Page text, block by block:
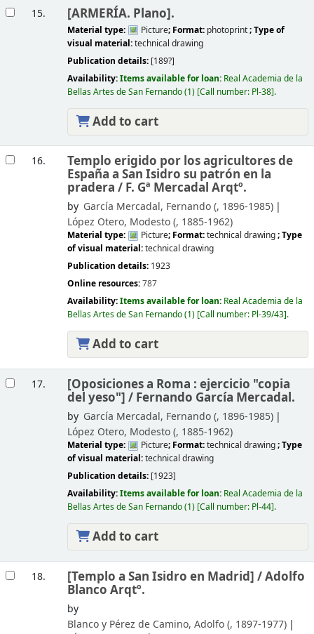
15. [ARMERÍA. Plano].
Material type: Picture; Format: photoprint; Type of
visual material:technical drawing
Publication details: [189?]
Availability:Items available for loan: Real Academia de la
Bellas Artes de San Fernando(1) Call number: Pl-38 .
Add to cart
16. Templo erigido por los agricultores de
España a San Isidro su patrón en la
pradera / F. Gª Mercadal Arqtº.
by García Mercadal, Fernando (, 1896-1985)
López Otero, Modesto (, 1885-1962)
Material type: Picture; Format:technical drawing; Type
of visual material:technical drawing
Publication details: 1923
Online resources:787
Availability:Items available for loan: Real Academia de la
Bellas Artes de San Fernando(1) Call number: Pl-39/43 .
Add to cart
17. [Oposiciones a Roma : ejercicio "copia
del yeso"] / Fernando García Mercadal.
by García Mercadal, Fernando (, 1896-1985)
López Otero, Modesto (, 1885-1962)
Material type: Picture; Format:technical drawing; Type
of visual material:technical drawing
Publication details: [1923]
Availability:Items available for loan: Real Academia de la
Bellas Artes de San Fernando(1) Call number: Pl-44 .
Add to cart
18. [Templo a San Isidro en Madrid] /Adolfo
Blanco Arqtº.
by
Blanco y Pérez de Camino, Adolfo (, 1897-1977)